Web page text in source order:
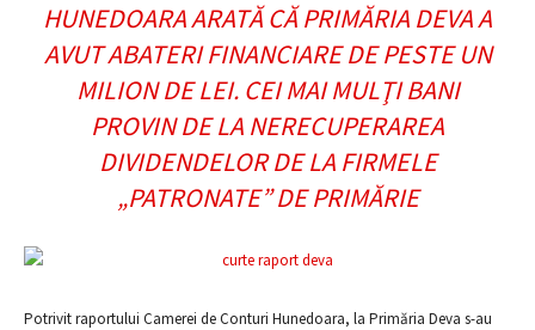
HUNEDOARA ARATĂ CĂ PRIMĂRIA DEVA A
AVUT ABATERI FINANCIARE DE PESTE UN
MILION DE LEI. CEI MAI MULŢI BANI
PROVIN DE LA NERECUPERAREA
DIVIDENDELOR DE LA FIRMELE
„PATRONATE” DE PRIMĂRIE
Potrivit raportului Camerei de Conturi Hunedoara, la Primăria Deva s-au